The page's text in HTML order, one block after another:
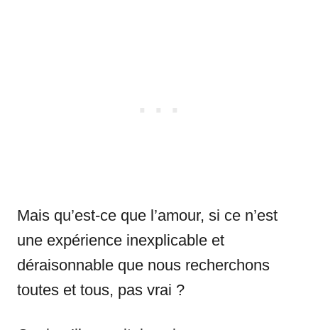
Mais qu’est-ce que l’amour, si ce n’est
une expérience inexplicable et
déraisonnable que nous recherchons
toutes et tous, pas vrai ?